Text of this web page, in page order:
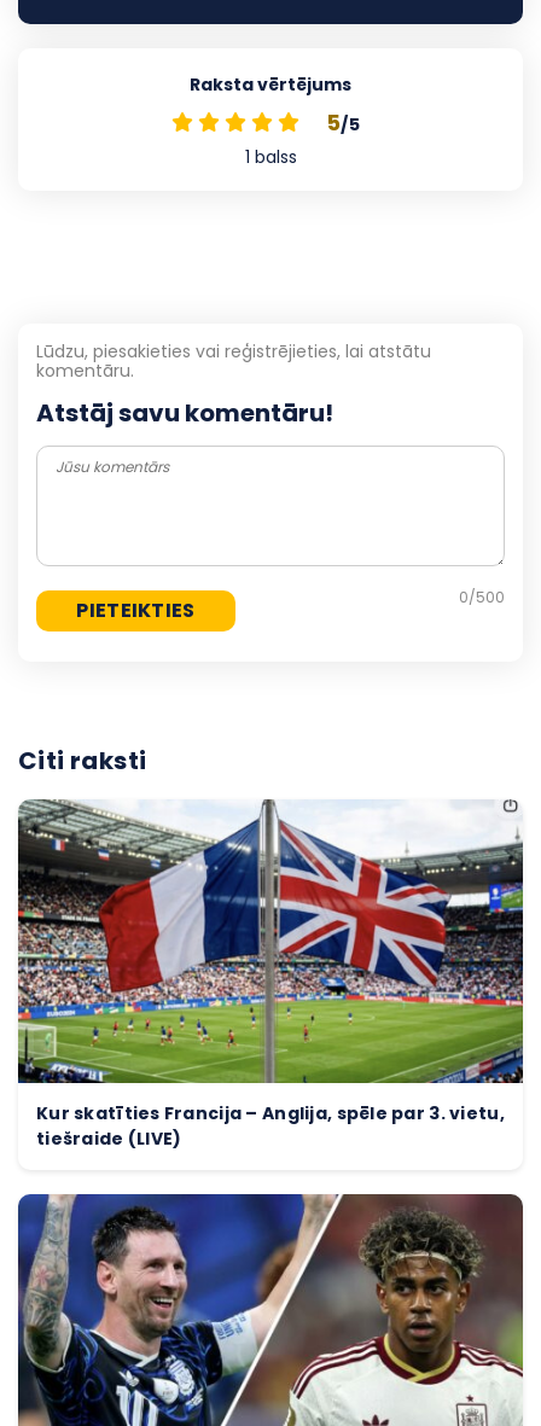
Raksta vērtējums
5/5
1 balss
Atstāj savu komentāru!
Lūdzu, piesakieties vai reģistrējieties, lai atstātu
komentāru.
0/500
Citi raksti
Kur skatīties Francija – Anglija, spēle par 3. vietu,
tiešraide (LIVE)